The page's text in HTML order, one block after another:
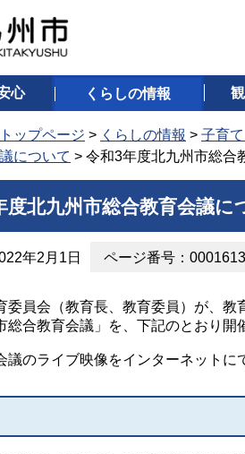
心 くらしの情報
トップページ > くらしの情報 > 子育
について > 令和3年度北九州市総合
度北九州市総合教育会議に
年2月1日 ページ番号：
委員会（教育長、教育委員）が、
総合教育会議」を、下記のとおり開
議のライブ映像をインターネットに